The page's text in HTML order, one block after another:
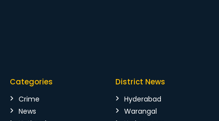
Categories
Crime
News
District News
Hyderabad
Warangal